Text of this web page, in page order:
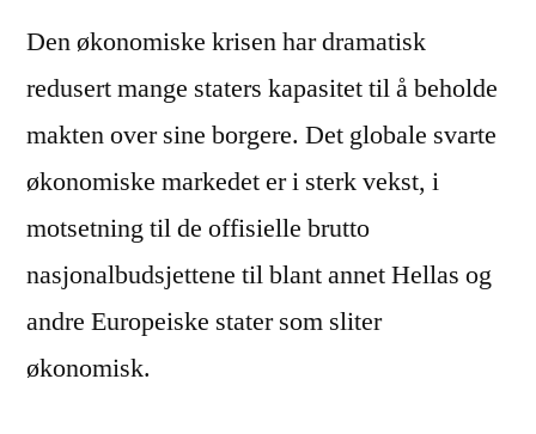
Den økonomiske krisen har dramatisk
redusert mange staters kapasitet til å beholde
makten over sine borgere. Det globale svarte
økonomiske markedet er i sterk vekst, i
motsetning til de offisielle brutto
nasjonalbudsjettene til blant annet Hellas og
andre Europeiske stater som sliter
økonomisk.